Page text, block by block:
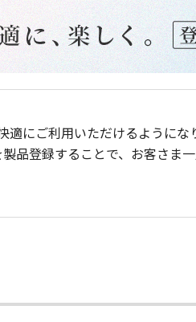
にご利用いただけるようにな
品登録することで、お客さま